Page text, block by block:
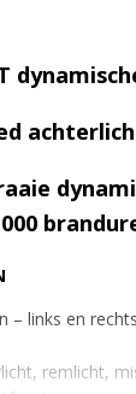
– links en rechts
remlicht,